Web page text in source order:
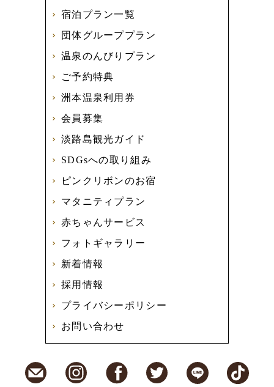
宿泊プラン一覧
団体グループプラン
温泉のんびりプラン
ご予約特典
洲本温泉利用券
会員募集
淡路島観光ガイド
SDGsへの取り組み
ピンクリボンのお宿
マタニティプラン
赤ちゃんサービス
フォトギャラリー
新着情報
採用情報
プライバシーポリシー
お問い合わせ
E-Mail Instagram Facebook Twitter LINE